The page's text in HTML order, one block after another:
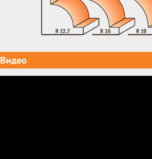
Видео